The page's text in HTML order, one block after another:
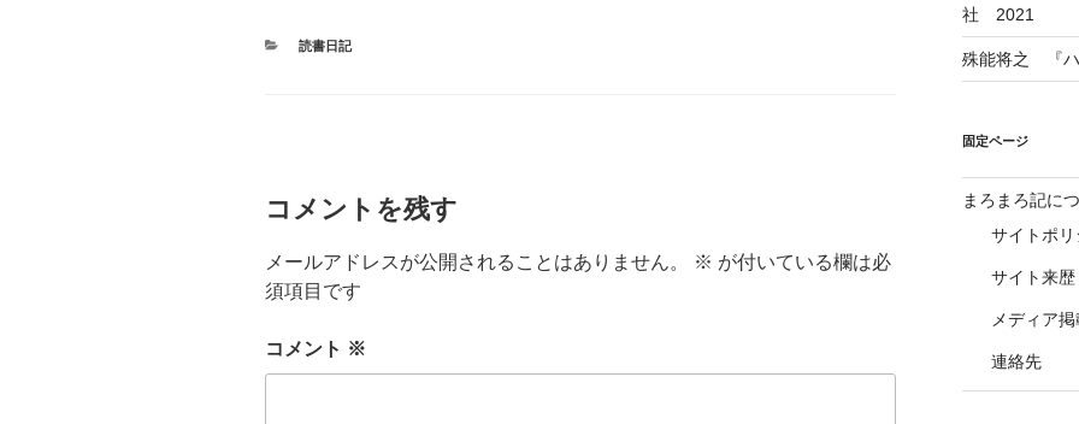
カ
読書日記
コメントを残す
メールアドレスが公開されることはありません。 ※ が付いている欄は必
須項目です
コメント ※
社 2021
殊能将之 『
固定ページ
まろまろ記に
サイトポリ
サイト来歴
メディア
連絡先